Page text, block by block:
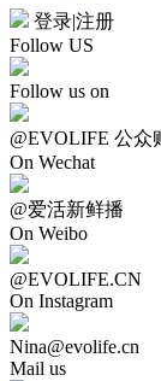
登录|注册
Follow US
Follow us on
@EVOLIFE 公众
On Wechat
@爱活新鲜播
On Weibo
@EVOLIFE.CN
On Instagram
Nina@evolife.cn
Mail us